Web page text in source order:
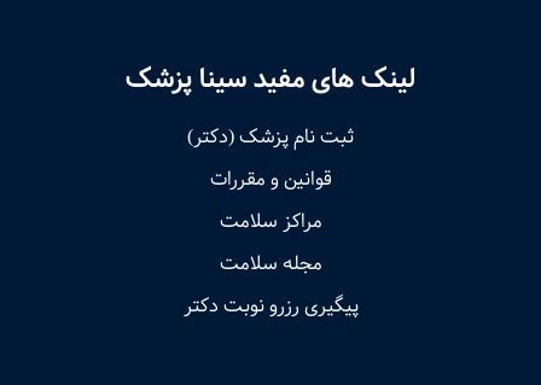
لینک های مفید سینا پزشک
ثبت نام پزشک (دکتر)
قوانین و مقررات
مراکز سلامت
مجله سلامت
پیگیری رزرو نوبت دکتر